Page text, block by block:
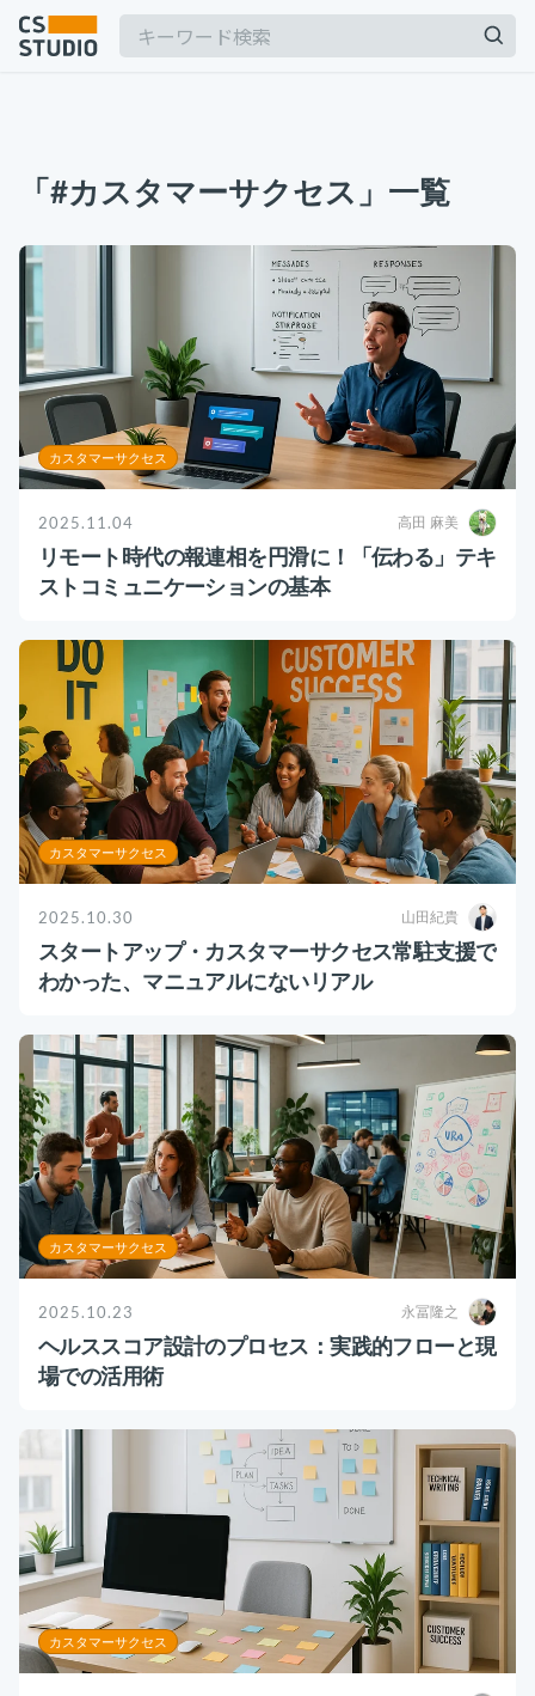
記事
サービス
コンサル・トレーニング
コンサルティング
ブートキャンプ
CS人材育成プログラム
運用代行・人材派遣
カスタマーサクセス人材派遣・常駐
BPaaS​
既存営業 AI BPO
カスタマーサポート代行
多言語カスタマーサポート対応
CSツール導入・運用支援
ツール選定・運用支援
Zendesk導入支援
その他ご支援​
お役立ち資料
事例
セミナー
メルマガ登録
相談する
ル作成やタスク管理のテクニックを紹介
BPaaSに取り組む注目企業一覧（2025年版）
2024.11.07
サボタージュマニュアルとは？組織の内部崩壊
に関するバイブル
組織作り
意外と知らない？Google スプレッドシート関
数の落とし穴 ～集計作業を効率化する4つの
関数と、見落としがちな注意点～
カスタマーサポート
顧客満足度を上げる具体例10選！成功企業の事
例とともに解説
カスタマーサクセス 顧客満足度
「#カスタマーサクセス」一覧
カスタマーサクセス
2025.11.04 高田 麻美
リモート時代の報連相を円滑に！「伝わる」テキ
ストコミュニケーションの基本
カスタマーサクセス
2025.10.30 山田紀貴
スタートアップ・カスタマーサクセス常駐支援で
わかった、マニュアルにないリアル
カスタマーサクセス
2025.10.23 永冨隆之
ヘルススコア設計のプロセス：実践的フローと現
場での活用術
カスタマーサクセス